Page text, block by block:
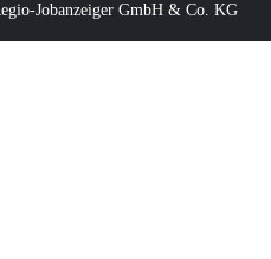
Jobanzeiger GmbH & Co. KG